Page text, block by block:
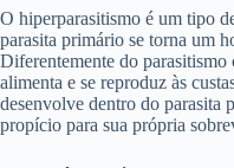
O hiperparasitismo é um tipo
parasita primário se torna um
Diferentemente do
alimenta e se reproduz às
desenvolve dentro do parasita
propício para sua própria